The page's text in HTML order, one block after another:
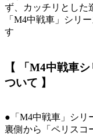
ず、カッチリとした
「M4中戦車」シリ
す
【 「M4中戦車
ついて 】
●「M4中戦車」シリ
裏側から「ペリスコ